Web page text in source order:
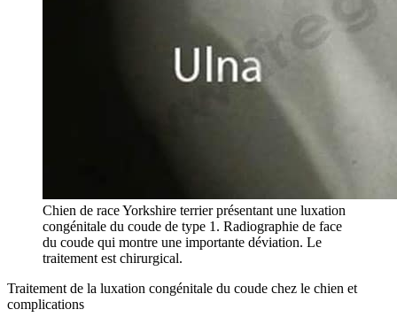
Chien de race Yorkshire terrier présentant une luxation
congénitale du coude de type 1. Radiographie de face
du coude qui montre une importante déviation. Le
traitement est chirurgical.
Traitement de la luxation congénitale du coude chez le chien et
complications